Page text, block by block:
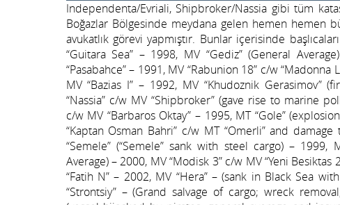
Independenta/Evriali, Shipbroker/Nassia gibi tüm
Boğazlar Bölgesinde meydana gelen hemen hemen
avukatlık görevi yapmıştır. Bunlar içerisinde
“Guitara Sea” – 1998, MV “Gediz” (General
“Pasabahce” – 1991, MV “Rabunion 18” c/w “Madonna
MV “Bazias I” – 1992, MV “Khudoznik Gerasimov”
“Nassia” c/w MV “Shipbroker” (gave rise to marine
c/w MV “Barbaros Oktay” – 1995, MT “Gole”
“Kaptan Osman Bahri” c/w MT “Omerli” and
“Semele” (“Semele” sank with steel cargo) – 1999,
Average) – 2000, MV “Modisk 3” c/w MV “Yeni Besiktas
“Fatih N” – 2002, MV “Hera” – (sank in Black Sea
“Strontsiy” – (Grand salvage of cargo; wreck